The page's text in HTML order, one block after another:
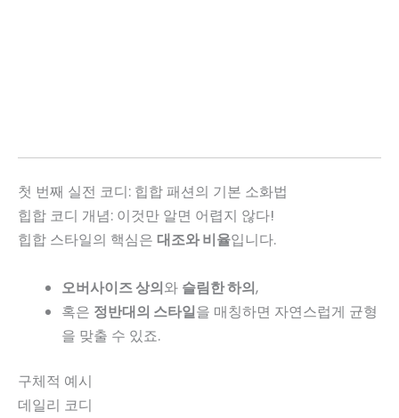
첫 번째 실전 코디: 힙합 패션의 기본 소화법
힙합 코디 개념: 이것만 알면 어렵지 않다!
힙합 스타일의 핵심은 대조와 비율입니다.
오버사이즈 상의와 슬림한 하의,
혹은 정반대의 스타일을 매칭하면 자연스럽게 균형
을 맞출 수 있죠.
구체적 예시
데일리 코디